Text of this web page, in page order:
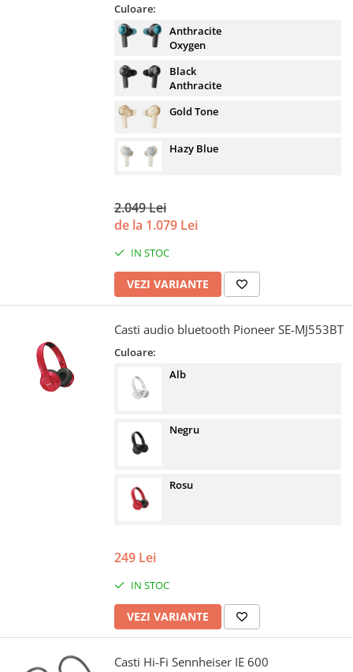
Culoare:
Anthracite
Oxygen
Black
Anthracite
Gold Tone
Hazy Blue
2.049 Lei
de la 1.079 Lei
IN STOC
VEZI VARIANTE
Casti audio bluetooth Pioneer SE-MJ553BT
Culoare:
Alb
Negru
Rosu
249 Lei
IN STOC
VEZI VARIANTE
Casti Hi-Fi Sennheiser IE 600